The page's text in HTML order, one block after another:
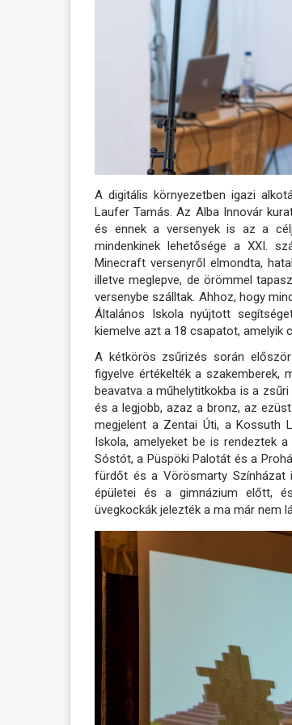
A digitális környezetben igazi
Laufer Tamás. Az Alba Innovár
és ennek a versenyek is az a
mindenkinek lehetősége a XXI.
Minecraft versenyről elmondta,
illetve meglepve, de örömmel
versenybe szálltak. Ahhoz, hogy
Általános Iskola nyújtott
kiemelve azt a 18 csapatot, amelyik
A kétkörös zsűrizés során
figyelve értékelték a szakemberek,
beavatva a műhelytitkokba is a
és a legjobb, azaz a bronz, az
megjelent a Zentai Úti, a Kossuth
Iskola, amelyeket be is rendeztek
Sóstót, a Püspöki Palotát és a
fürdőt és a Vörösmarty Színházat
épületei és a gimnázium előtt,
üvegkockák jelezték a ma már nem